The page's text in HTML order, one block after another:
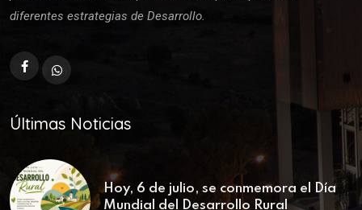
diferentes estrategias de Desarrollo.
Últimas Noticias
Hoy, 6 de julio, se conmemora el Día
Mundial del Desarrollo Rural